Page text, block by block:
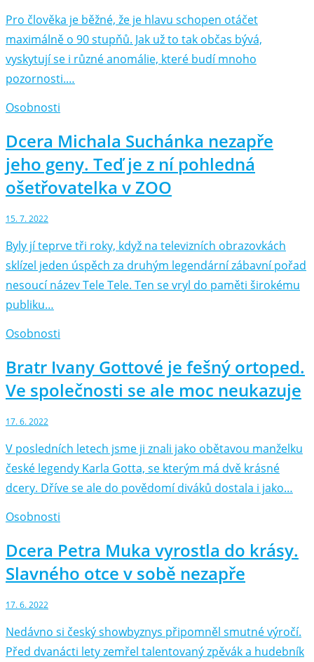
Pro člověka je běžné, že je hlavu schopen otáčet
maximálně o 90 stupňů. Jak už to tak občas bývá,
vyskytují se i různé anomálie, které budí mnoho
pozornosti.…
Osobnosti
Dcera Michala Suchánka nezapře
jeho geny. Teď je z ní pohledná
ošetřovatelka v ZOO
15. 7. 2022
Byly jí teprve tři roky, když na televizních obrazovkách
sklízel jeden úspěch za druhým legendární zábavní pořad
nesoucí název Tele Tele. Ten se vryl do paměti širokému
publiku…
Osobnosti
Bratr Ivany Gottové je fešný ortoped.
Ve společnosti se ale moc neukazuje
17. 6. 2022
V posledních letech jsme ji znali jako obětavou manželku
české legendy Karla Gotta, se kterým má dvě krásné
dcery. Dříve se ale do povědomí diváků dostala i jako…
Osobnosti
Dcera Petra Muka vyrostla do krásy.
Slavného otce v sobě nezapře
17. 6. 2022
Nedávno si český showbyznys připomněl smutné výročí.
Před dvanácti lety zemřel talentovaný zpěvák a hudebník